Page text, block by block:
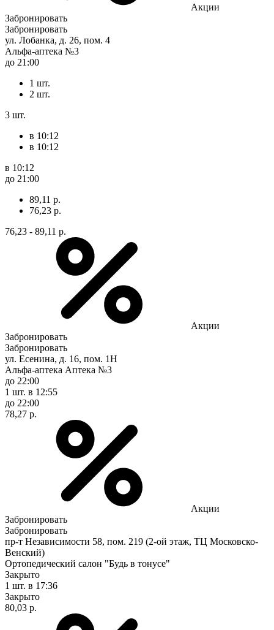
Акции
Забронировать
Забронировать
ул. Лобанка, д. 26, пом. 4
Альфа-аптека №3
до 21:00
1 шт.
2 шт.
3 шт.
в 10:12
в 10:12
в 10:12
до 21:00
89,11 р.
76,23 р.
76,23 - 89,11 р.
Акции
Забронировать
Забронировать
ул. Есенина, д. 16, пом. 1Н
Альфа-аптека Аптека №3
до 22:00
1 шт. в 12:55
до 22:00
78,27 р.
Акции
Забронировать
Забронировать
пр-т Независимости 58, пом. 219 (2-ой этаж, ТЦ Московско-
Венский)
Ортопедический салон "Будь в тонусе"
Закрыто
1 шт. в 17:36
Закрыто
80,03 р.